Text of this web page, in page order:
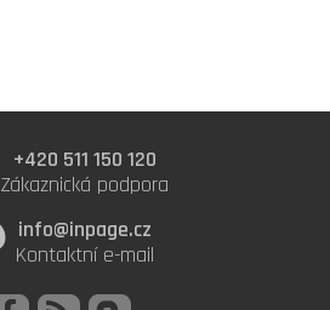
+420 511 150 120
Zákaznická podpora
info@inpage.cz
Kontaktní e-mail